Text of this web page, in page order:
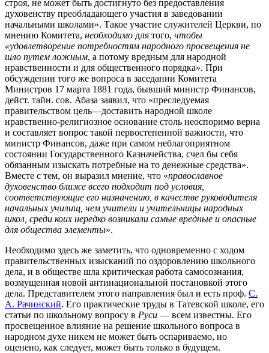
строя, не может быть достигнуто без предоставления
духовенству преобладающего участия в заведовании
начальными школами». Такое участие служителей Церкви, по
мнению Комитета, необходимо для того, чтобы
«удовлетворение потребностям народного просвещения не
шло путем ложным, а потому вредным для народной
нравственности и для общественного порядка». При
обсуждении того же вопроса в заседании Комитета
Министров 17 марта 1881 года, бывший министр Финансов,
дейст. тайн. сов. Абаза заявил, что «преследуемая
правительством цель—доставить народной школе
нравственно-религиозное основание столь неоспоримо верна
и составляет вопрос такой первостепенной важности, что
министр Финансов, даже при самом неблагоприятном
состоянии Государственного Казначейства, счел бы себя
обязанным изыскать потребные на то денежные средства».
Вместе с тем, он выразил мнение, что «православное
духовенство ближе всего подходит под условия,
соответствующие его назначению, в качестве руководителя
начальных училищ, чем учители и учительницы народных
школ, среди коих нередко возникали самые вредные и опасные
для общества элементы».
Необходимо здесь же заметить, что одновременно с ходом
правительственных изысканий по оздоровлению школьного
дела, и в обществе шла критическая работа самосознания,
возмущенная новой антинациональной постановкой этого
дела. Представителем этого направления был и есть проф. С.
А. Рачинский. Его практические труды в Татевской школе, его
статьи по школьному вопросу в Руси — всем известны. Его
просвещенное влияние на решение школьного вопроса в
народном духе никем не может быть оспариваемо, но
оценено, как следует, может быть только в будущем.